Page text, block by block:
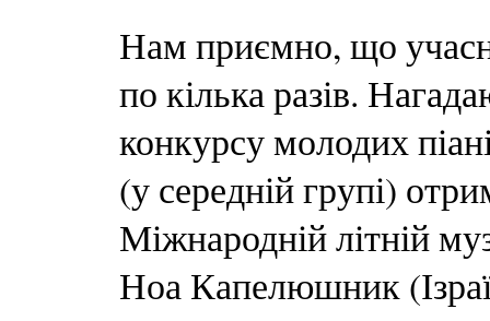
Нам приємно, що
по кілька разів.
конкурсу молодих
(у середній групі)
Міжнародній літній
Ноа Капелюшник